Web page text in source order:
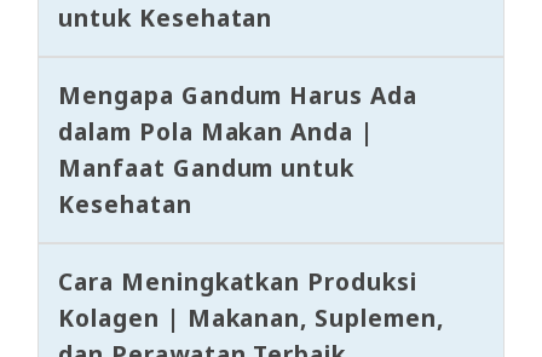
untuk Kesehatan
Mengapa Gandum Harus Ada
dalam Pola Makan Anda |
Manfaat Gandum untuk
Kesehatan
Cara Meningkatkan Produksi
Kolagen | Makanan, Suplemen,